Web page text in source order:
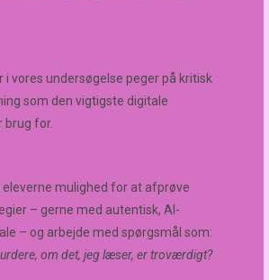
i vores undersøgelse peger på kritisk
som den vigtigste digitale
brug for.
eleverne mulighed for at afprøve
– gerne med autentisk, AI-
– og arbejde med spørgsmål som:
om det, jeg læser, er troværdigt?